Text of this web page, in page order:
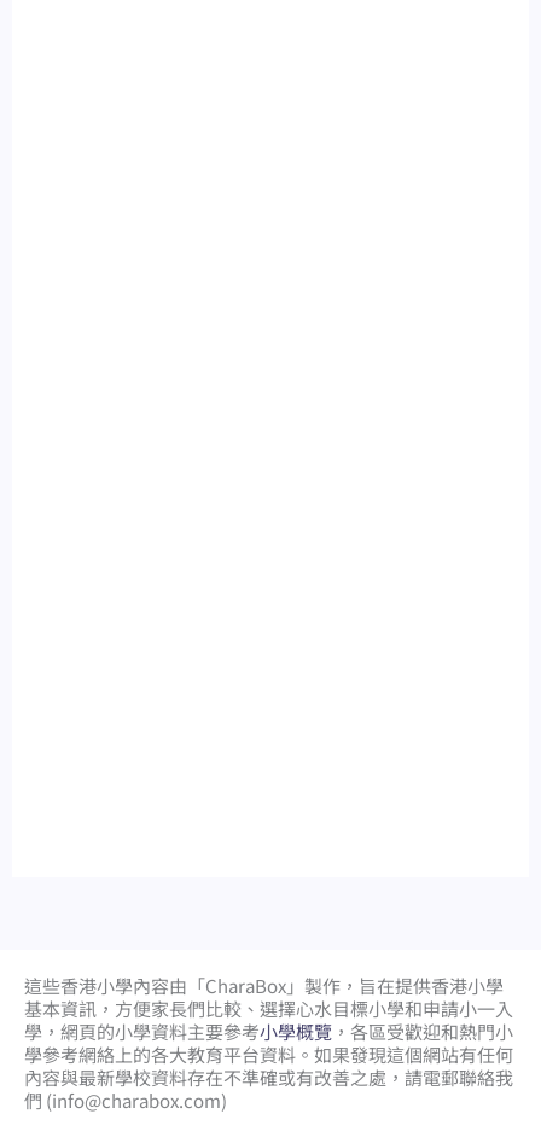
這些香港小學內容由「CharaBox」製作，旨在提供香港小學
基本資訊，方便家長們比較、 選擇心水目標小學和申請小一入
學，網頁的小學資料主要參考小學概覽 ，各區受歡迎和熱門小
學參考網絡上的各大教育平台資料。如果發現這個網站有任何
內容與最新學校資料存在不準確或有改善之處，請電郵聯絡我
們 (info@charabox.com)